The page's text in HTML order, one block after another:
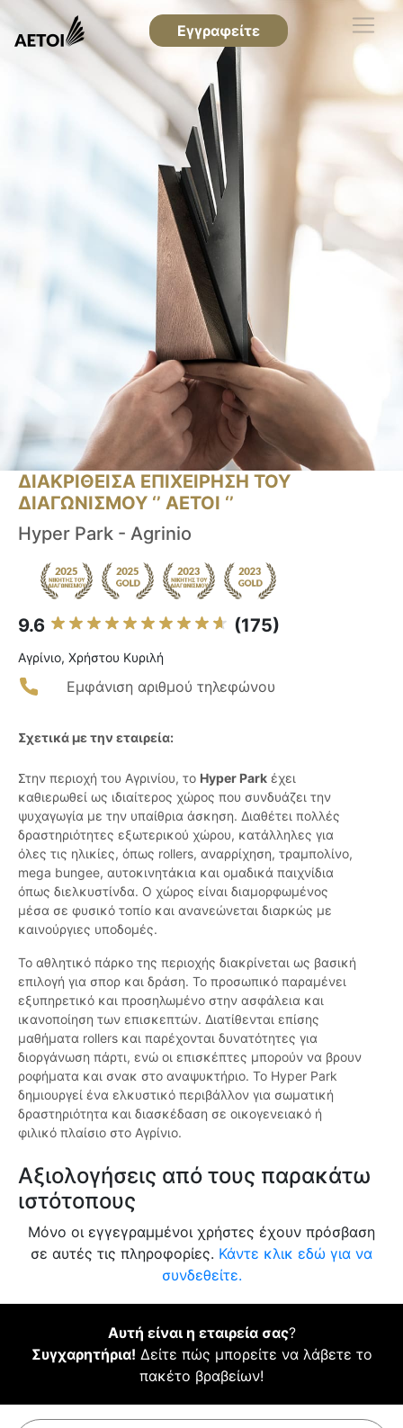
Εγγραφείτε
ΔΙΑΚΡΙΘΕΙΣΑ ΕΠΙΧΕΙΡΗΣΗ ΤΟΥ
ΔΙΑΓΩΝΙΣΜΟΥ ‘’ ΑΕΤΟΙ ‘’
Hyper Park - Agrinio
9.6 (175)
Αγρίνιο, Χρήστου Κυριλή
Εμφάνιση αριθμού τηλεφώνου
Σχετικά με την εταιρεία:
Στην περιοχή του Αγρινίου, το Hyper Park έχει
καθιερωθεί ως ιδιαίτερος χώρος που συνδυάζει την
ψυχαγωγία με την υπαίθρια άσκηση. Διαθέτει πολλές
δραστηριότητες εξωτερικού χώρου, κατάλληλες για
όλες τις ηλικίες, όπως rollers, αναρρίχηση, τραμπολίνο,
mega bungee, αυτοκινητάκια και ομαδικά παιχνίδια
όπως διελκυστίνδα. Ο χώρος είναι διαμορφωμένος
μέσα σε φυσικό τοπίο και ανανεώνεται διαρκώς με
καινούργιες υποδομές.
Το αθλητικό πάρκο της περιοχής διακρίνεται ως βασική
επιλογή για σπορ και δράση. Το προσωπικό παραμένει
εξυπηρετικό και προσηλωμένο στην ασφάλεια και
ικανοποίηση των επισκεπτών. Διατίθενται επίσης
μαθήματα rollers και παρέχονται δυνατότητες για
διοργάνωση πάρτι, ενώ οι επισκέπτες μπορούν να βρουν
ροφήματα και σνακ στο αναψυκτήριο. Το Hyper Park
δημιουργεί ένα ελκυστικό περιβάλλον για σωματική
δραστηριότητα και διασκέδαση σε οικογενειακό ή
φιλικό πλαίσιο στο Αγρίνιο.
Αξιολογήσεις από τους παρακάτω
ιστότοπους
Μόνο οι εγγεγραμμένοι χρήστες έχουν πρόσβαση
σε αυτές τις πληροφορίες. Κάντε κλικ εδώ για να
συνδεθείτε.
Αυτή είναι η εταιρεία σας?
Συγχαρητήρια! Δείτε πώς μπορείτε να λάβετε το
πακέτο βραβείων!